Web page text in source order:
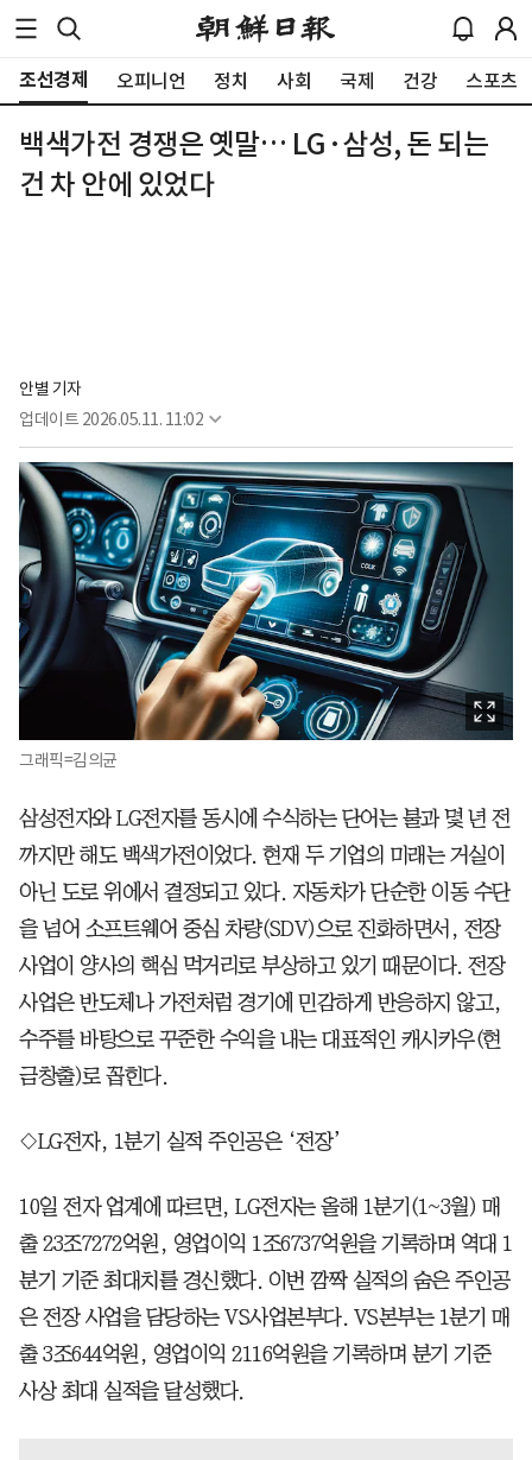
조선경제 오피니언 정치 사회 국제 건강 스포츠
백색가전 경쟁은 옛말… LG·삼성, 돈 되는
건 차 안에 있었다
안별 기자
업데이트 2026.05.11. 11:02
그래픽=김의균
삼성전자와 LG전자를 동시에 수식하는 단어는 불과 몇 년 전
까지만 해도 백색가전이었다. 현재 두 기업의 미래는 거실이
아닌 도로 위에서 결정되고 있다. 자동차가 단순한 이동 수단
을 넘어 소프트웨어 중심 차량(SDV)으로 진화하면서, 전장
사업이 양사의 핵심 먹거리로 부상하고 있기 때문이다. 전장
사업은 반도체나 가전처럼 경기에 민감하게 반응하지 않고,
수주를 바탕으로 꾸준한 수익을 내는 대표적인 캐시카우(현
금창출)로 꼽힌다.
◇LG전자, 1분기 실적 주인공은 ‘전장’
10일 전자 업계에 따르면, LG전자는 올해 1분기(1~3월) 매
출 23조7272억원, 영업이익 1조6737억원을 기록하며 역대 1
분기 기준 최대치를 경신했다. 이번 깜짝 실적의 숨은 주인공
은 전장 사업을 담당하는 VS사업본부다. VS본부는 1분기 매
출 3조644억원, 영업이익 2116억원을 기록하며 분기 기준
사상 최대 실적을 달성했다.